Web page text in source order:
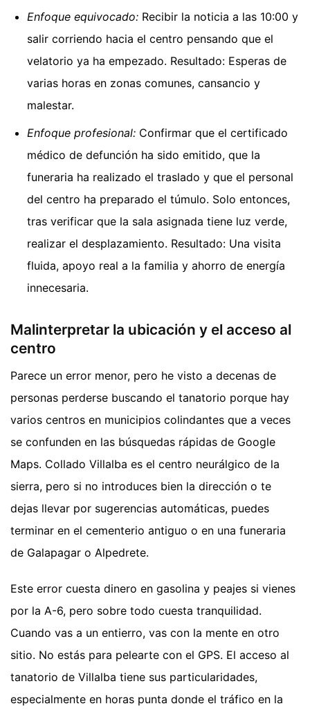
Enfoque equivocado: Recibir la noticia a las 10:00 y
salir corriendo hacia el centro pensando que el
velatorio ya ha empezado. Resultado: Esperas de
varias horas en zonas comunes, cansancio y
malestar.
Enfoque profesional: Confirmar que el certificado
médico de defunción ha sido emitido, que la
funeraria ha realizado el traslado y que el personal
del centro ha preparado el túmulo. Solo entonces,
tras verificar que la sala asignada tiene luz verde,
realizar el desplazamiento. Resultado: Una visita
fluida, apoyo real a la familia y ahorro de energía
innecesaria.
Malinterpretar la ubicación y el acceso al
centro
Parece un error menor, pero he visto a decenas de
personas perderse buscando el tanatorio porque hay
varios centros en municipios colindantes que a veces
se confunden en las búsquedas rápidas de Google
Maps. Collado Villalba es el centro neurálgico de la
sierra, pero si no introduces bien la dirección o te
dejas llevar por sugerencias automáticas, puedes
terminar en el cementerio antiguo o en una funeraria
de Galapagar o Alpedrete.
Este error cuesta dinero en gasolina y peajes si vienes
por la A-6, pero sobre todo cuesta tranquilidad.
Cuando vas a un entierro, vas con la mente en otro
sitio. No estás para pelearte con el GPS. El acceso al
tanatorio de Villalba tiene sus particularidades,
especialmente en horas punta donde el tráfico en la